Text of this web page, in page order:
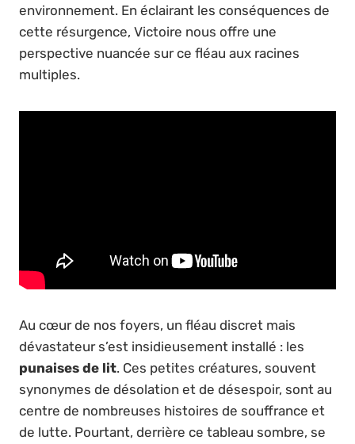
environnement. En éclairant les conséquences de
cette résurgence, Victoire nous offre une
perspective nuancée sur ce fléau aux racines
multiples.
Au cœur de nos foyers, un fléau discret mais
dévastateur s’est insidieusement installé : les
punaises de lit. Ces petites créatures, souvent
synonymes de désolation et de désespoir, sont au
centre de nombreuses histoires de souffrance et
de lutte. Pourtant, derrière ce tableau sombre, se